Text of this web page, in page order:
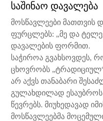
საშინაო დავალება
მოსწავლეები მათთვის
ფურცლებს: „მე და
დავალების ფორმით.
საჭიროა გვახსოვდეს,
ცხოვრობს
არ აქვს თანაბარი
გულახდილად ესაუბროს
წევრებს. მიუხედავად
მოსწავლეებმა